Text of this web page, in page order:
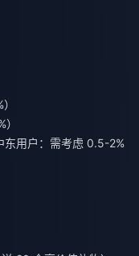
东用户：需考虑 0.5-2%